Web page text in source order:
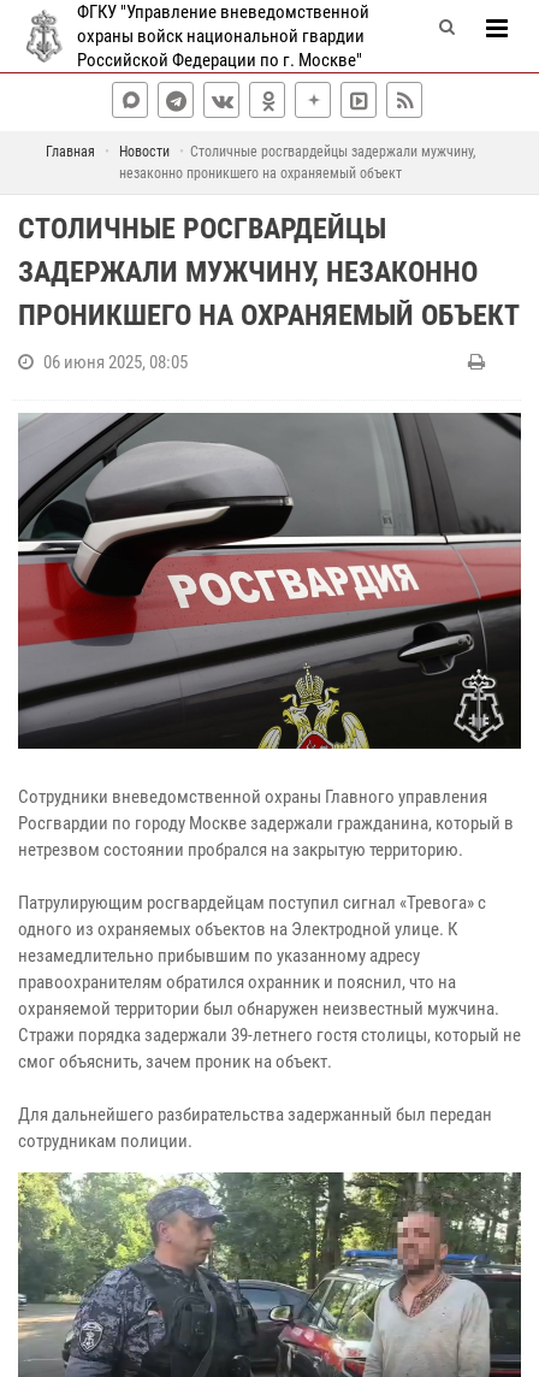
ФГКУ "Управление вневедомственной
охраны войск национальной гвардии
Российской Федерации по г. Москве"
Главная Новости
Столичные росгвардейцы задержали мужчину,
незаконно проникшего на охраняемый объект
СТОЛИЧНЫЕ РОСГВАРДЕЙЦЫ
ЗАДЕРЖАЛИ МУЖЧИНУ, НЕЗАКОННО
ПРОНИКШЕГО НА ОХРАНЯЕМЫЙ ОБЪЕКТ
06 июня 2025, 08:05
Сотрудники вневедомственной охраны Главного управления
Росгвардии по городу Москве задержали гражданина, который в
нетрезвом состоянии пробрался на закрытую территорию.
Патрулирующим росгвардейцам поступил сигнал «Тревога» с
одного из охраняемых объектов на Электродной улице. К
незамедлительно прибывшим по указанному адресу
правоохранителям обратился охранник и пояснил, что на
охраняемой территории был обнаружен неизвестный мужчина.
Стражи порядка задержали 39-летнего гостя столицы, который не
смог объяснить, зачем проник на объект.
Для дальнейшего разбирательства задержанный был передан
сотрудникам полиции.